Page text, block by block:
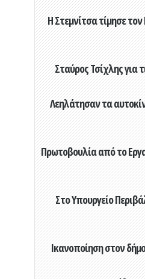
Η Στεμνίτσα τίμησε
Σταύρος Τσίχλης για
Λεηλάτησαν τα
Πρωτοβουλία από το
Στο Υπουργείο
Ικανοποίηση στον